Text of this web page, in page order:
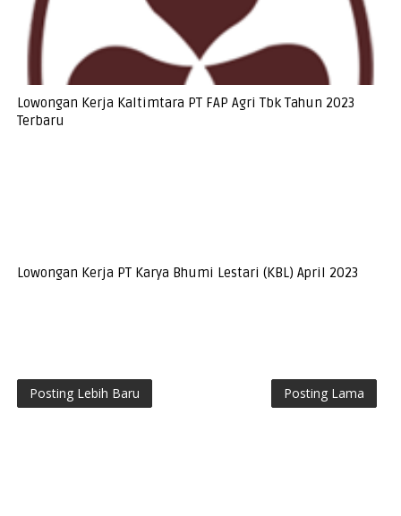
Lowongan Kerja Kaltimtara PT FAP Agri Tbk Tahun 2023
Terbaru
Lowongan Kerja PT Karya Bhumi Lestari (KBL) April 2023
Posting Lebih Baru Posting Lama